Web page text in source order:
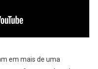
em mais de uma